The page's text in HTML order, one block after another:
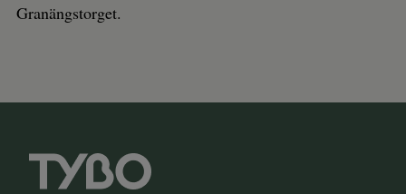
Granängstorget.